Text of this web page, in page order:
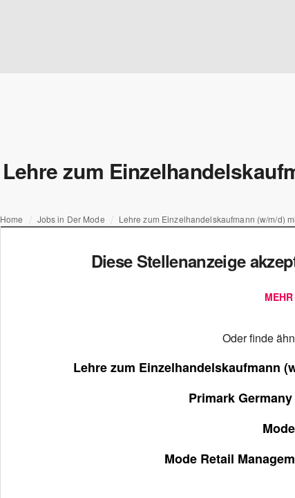
Lehre zum
Home Jobs in Der Mode Lehre zum Einzelhandelskaufmann (w/m/d)
Diese Stellenanzeige
Oder finde
Lehre zum Einzelhandelskaufmann
Primark
Mode Retail